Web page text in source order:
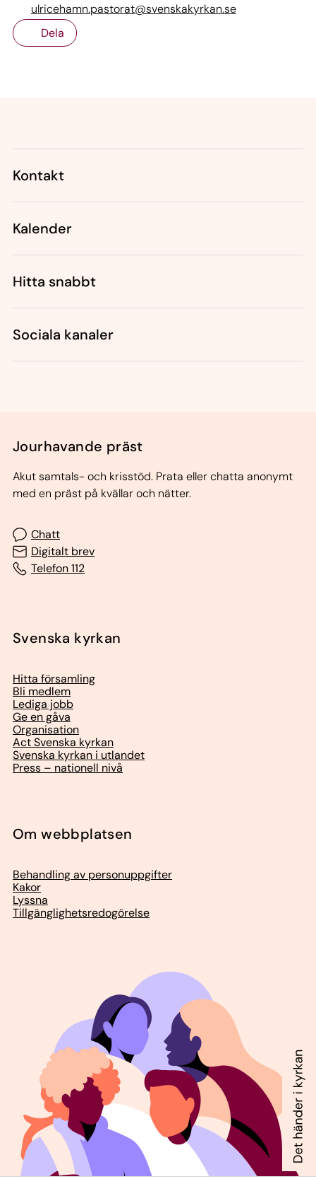
ulricehamn.pastorat@svenskakyrkan.se
Dela
Kontakt
Kalender
Hitta snabbt
Sociala kanaler
Jourhavande präst
Akut samtals- och krisstöd. Prata eller chatta anonymt
med en präst på kvällar och nätter.
Chatt
Digitalt brev
Telefon 112
Svenska kyrkan
Hitta församling
Bli medlem
Lediga jobb
Ge en gåva
Organisation
Act Svenska kyrkan
Svenska kyrkan i utlandet
Press – nationell nivå
Om webbplatsen
Behandling av personuppgifter
Kakor
Lyssna
Tillgänglighetsredogörelse